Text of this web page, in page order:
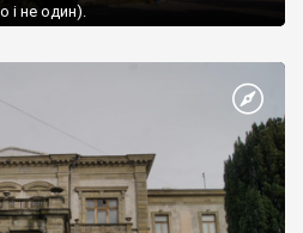
і не один).